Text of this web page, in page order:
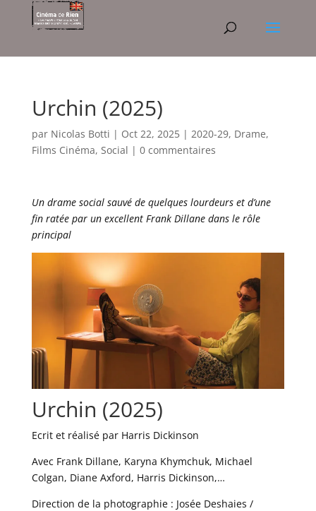
Urchin (2025)
par Nicolas Botti | Oct 22, 2025| 2020-29, Drame,
Films Cinéma, Social | 0 commentaires
Un drame social sauvé de quelques lourdeurs et d’une
fin ratée par un excellent Frank Dillane dans le rôle
principal
Urchin (2025)
Ecrit et réalisé par Harris Dickinson
Avec Frank Dillane, Karyna Khymchuk, Michael
Colgan, Diane Axford, Harris Dickinson,…
Direction de la photographie : Josée Deshaies /